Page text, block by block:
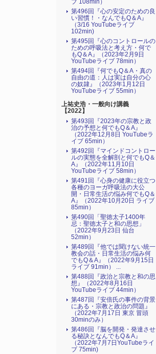
ブ 108min）
第496回『心の安定のための良
い習慣！・なんでもQ＆A』
（3/16 YouTubeライブ
102min)
第495回『心のコントロールの
ための呼吸法と考え方・何で
もQ＆A』（2023年2月9日
YouTubeライブ 78min）
第494回『何でもQ＆A・真の
自由の道：人は実は自分の心
の奴隷』（2023年1月12日
YouTubeライブ 55min）
上祐史浩・一般向け講義
【2022】
第493回『2023年の宗教と政
治の予想と何でもQ＆A』
（2022年12月8日 YouTubeラ
イブ 65min）
第492回『マインドコントロー
ルの実態を全解剖と何でもQ＆
A』（2022年11月10日
YouTubeライブ 58min）
第491回『心身の健康に役立つ
各種のヨーガ呼吸法の大公
開・日常生活の悩み何でもQ＆
A』（2022年10月20日 ライブ
85min）
第490回「聖徳太子1400年
忌：聖徳太子と和の思想」
（2022年9月23日 仙台
52min）
第489回『他では聞けない統一
教会の話・日常生活の悩み何
でもQ＆A』（2022年9月15日
ライブ 91min） ...
第488回『政治と宗教と和の思
想』（2022年8月16日
YouTubeライブ 44min）
第487回『安倍氏の事件の背景
にある・宗教と政治の問題』
（2022年7月17日 東京 冒頭
30minのみ）
第486回『脳を開発・発達させ
る秘訣となんでもQ＆A』
（2022年7月7日YouTubeライ
ブ 75min)